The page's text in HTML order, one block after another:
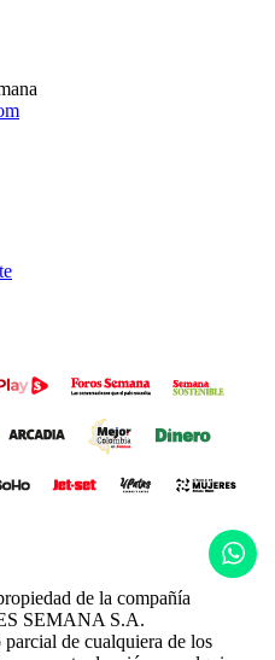
de la compañía
SEMANA S.A.
de cualquiera de los